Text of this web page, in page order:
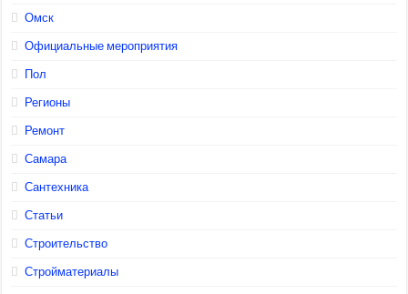
Омск
Официальные мероприятия
Пол
Регионы
Ремонт
Самара
Сантехника
Статьи
Строительство
Стройматериалы